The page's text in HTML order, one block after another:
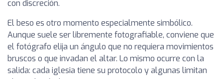
con discreción.
El beso es otro momento especialmente simbólico.
Aunque suele ser libremente fotografiable, conviene que
el fotógrafo elija un ángulo que no requiera movimientos
bruscos o que invadan el altar. Lo mismo ocurre con la
salida: cada iglesia tiene su protocolo y algunas limitan